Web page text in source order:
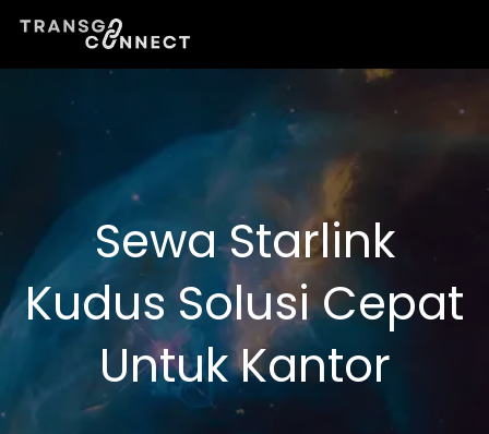
Lewati
Sewa Starlink
Kudus Solusi Cepat
Untuk Kantor